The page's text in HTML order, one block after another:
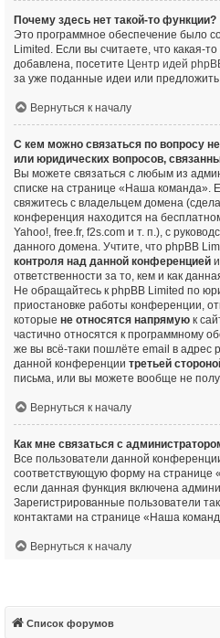
Почему здесь нет такой-то функции?
Это программное обеспечение было
Limited. Если вы считаете, что какая-
добавлена, посетите Центр идей
за уже поданные идеи или
Вернуться к началу
С кем можно связаться по вопросу
или юридических вопросов,
Вы можете связаться с любым из
списке на странице «Наша команда».
свяжитесь с владельцем домена
конференция находится на
Yahoo!, free.fr, f2s.com и т. п.), с
данного домена. Учтите, что phpBB
контроля над данной конференцией
ответственности за то, кем и как
Не обращайтесь к phpBB Limited по
приостановке работы конференции,
которые не относятся напрямую к
частично относятся к программному
же вы всё-таки пошлёте email в адрес
данной конференции третьей
письма, или вы можете вообще не
Вернуться к началу
Как мне связаться с
Все пользователи данной
соответствующую форму на странице
если данная функция включена
Зарегистрированные пользователи
контактами на странице «Наша
Вернуться к началу
Список форумов